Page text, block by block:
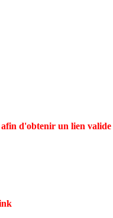
afin d'obtenir un lien valide